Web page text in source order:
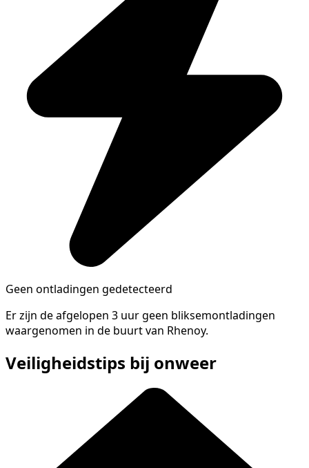
Geen ontladingen gedetecteerd
Er zijn de afgelopen 3 uur geen bliksemontladingen
waargenomen in de buurt van Rhenoy.
Veiligheidstips bij onweer